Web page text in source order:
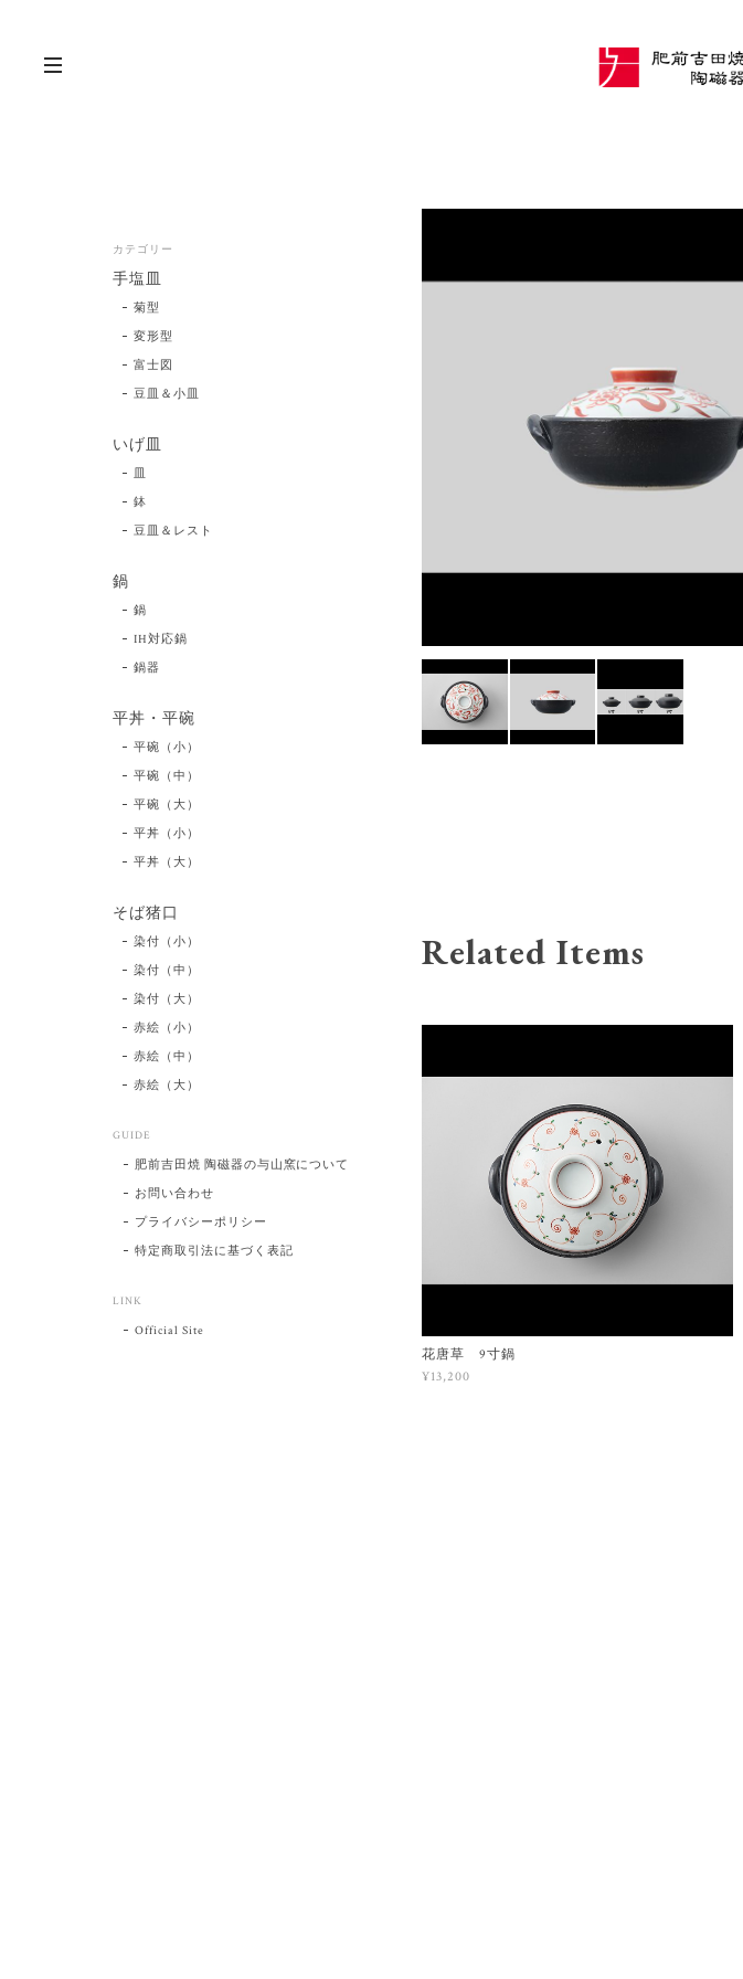
Related Items
花唐草 9寸鍋
¥13,200
カテゴリー
手塩皿
菊型
変形型
富士図
豆皿＆小皿
いげ皿
皿
鉢
豆皿＆レスト
鍋
鍋
IH対応鍋
鍋器
平丼・平碗
平碗（小）
平碗（中）
平碗（大）
平丼（小）
平丼（大）
そば猪口
染付（小）
染付（中）
染付（大）
赤絵（小）
赤絵（中）
赤絵（大）
GUIDE
肥前吉田焼 陶磁器の与山窯について
お問い合わせ
プライバシーポリシー
特定商取引法に基づく表記
LINK
Official Site